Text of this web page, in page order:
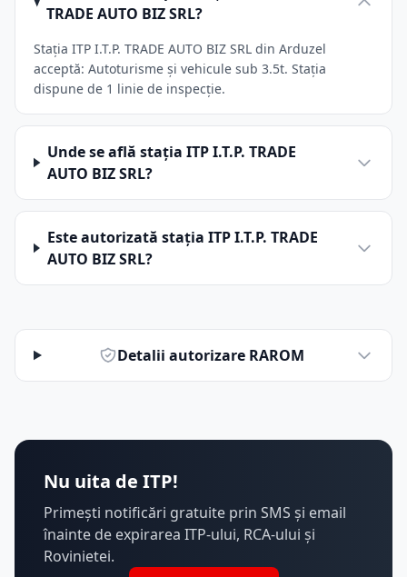
TRADE AUTO BIZ SRL?
Stația ITP I.T.P. TRADE AUTO BIZ SRL din Arduzel
acceptă: Autoturisme și vehicule sub 3.5t. Stația
dispune de 1 linie de inspecție.
Unde se află stația ITP I.T.P. TRADE
AUTO BIZ SRL?
Este autorizată stația ITP I.T.P. TRADE
AUTO BIZ SRL?
Detalii autorizare RAROM
Nu uita de ITP!
Primești notificări gratuite prin SMS și email
înainte de expirarea ITP-ului, RCA-ului și
Rovinietei.